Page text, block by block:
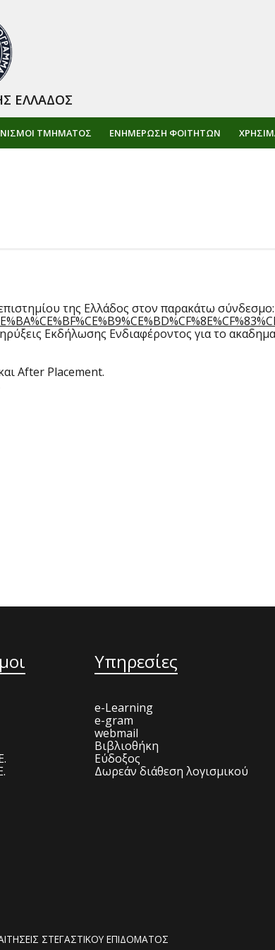
ΤΜΗΜΑΤΟΣ ΕΝΗΜΈΡΩΣΗ ΦΟΙΤΗΤΏΝ
ΕΛΛΑΔΟΣ
της Ελλάδος στον παρακάτω σύνδεσμο:
Εκδήλωσης Ενδιαφέροντος για το
After Placement.
Υπηρεσίες
e-Learning
e-gram
webmail
Βιβλιοθήκη
Εύδοξος
Δωρεάν διάθεση λογισμικού
ΣΤΕΓΑΣΤΙΚΟΥ ΕΠΙΔΟΜΑΤΟΣ